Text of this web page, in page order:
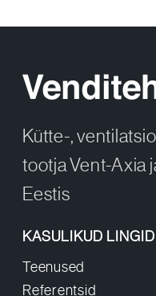
Kütte-,
tootja Vent-Axia
Eestis
KASULIKUD LINGID
Teenused
Referentsid